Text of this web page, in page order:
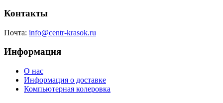
Контакты
Почта: info@centr-krasok.ru
Информация
О нас
Информация о доставке
Компьютерная колеровка